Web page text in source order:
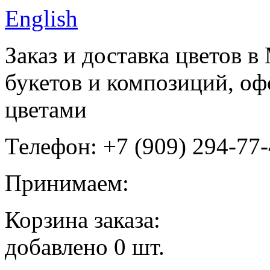
English
Заказ и доставка цветов
букетов и композиций,
цветами
Телефон: +7 (909) 294-
Принимаем:
Корзина заказа:
добавлено 0 шт.